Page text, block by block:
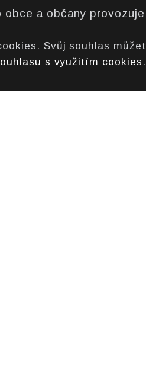
obce a občany
Svůj souhlas
s využitím cookies .